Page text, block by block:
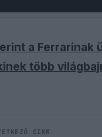
a Ferrarinak
több
CIKK